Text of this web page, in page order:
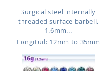
Surgical steel internally
threaded surface barbell,
1.6mm...
Longitud: 12mm to 35mm